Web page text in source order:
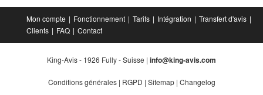
Mon compte Fonctionnement Tarifs Intégration
Transfert d'avis
Clients
FAQ Contact
King-Avis - 1926 Fully - Suisse | info@king-avis.com
Conditions générales| RGPD | Sitemap| Changelog